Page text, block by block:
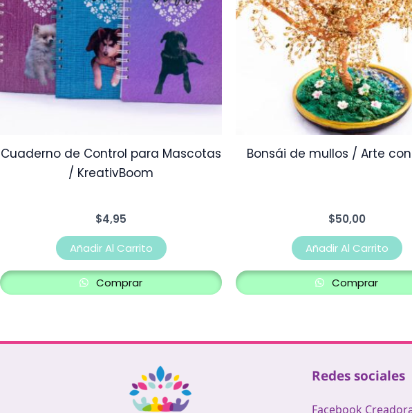
Cuaderno de Control para Mascotas
/ KreativBoom
$4,95
Añadir Al Carrito
Comprar
Bonsái de mullos / Arte
$50,00
Añadir Al Carrito
Comprar
Redes sociales
Facebook